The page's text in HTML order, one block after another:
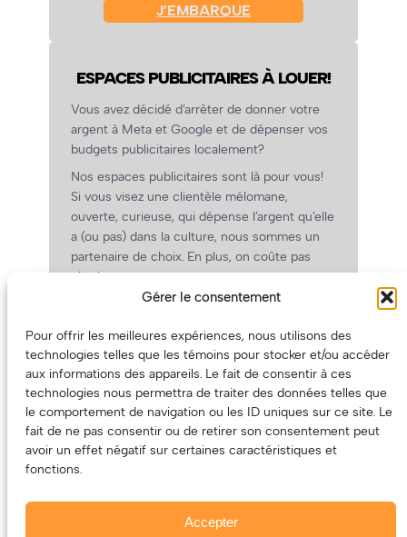
Gérer le consentement
Pour offrir les meilleures expériences, nous utilisons des
technologies telles que les témoins pour stocker et/ou accéder
aux informations des appareils. Le fait de consentir à ces
technologies nous permettra de traiter des données telles que
le comportement de navigation ou les ID uniques sur ce site. Le
fait de ne pas consentir ou de retirer son consentement peut
avoir un effet négatif sur certaines caractéristiques et
fonctions.
Accepter
J’EMBARQUE
ESPACES PUBLICITAIRES À LOUER!
Vous avez décidé d’arrêter de donner votre
argent à Meta et Google et de dépenser vos
budgets publicitaires localement?
Nos espaces publicitaires sont là pour vous!
Si vous visez une clientèle mélomane,
ouverte, curieuse, qui dépense l’argent qu’elle
a (ou pas) dans la culture, nous sommes un
partenaire de choix. En plus, on coûte pas
cher!
On prépare une grille tarifaire intéressante et
(Oui, on va avoir des tarifs spéciaux pour
vous, les artistes!)